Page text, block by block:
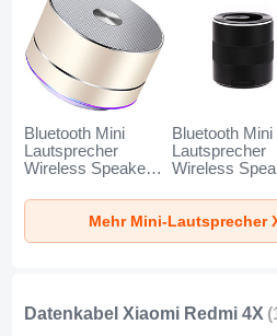
Bluetooth Mini
Lautsprecher
Wireless Speaker
Xiaomi Redmi 4X
Bluetooth Mini
Lautsprecher
Wireless
Xiaomi Redmi
Schwarz
Mehr Mini-Lautsprecher
Datenkabel Xiaomi Redmi 4X